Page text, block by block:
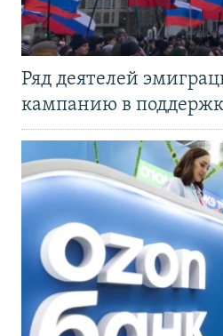
Ряд деятелей
кампанию в